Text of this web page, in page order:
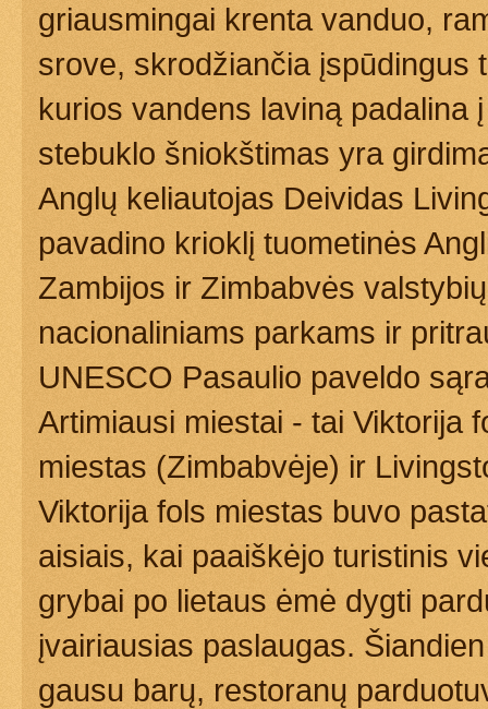
griausmingai krenta vanduo,
srove, skrodžiančia įspūdingus
kurios vandens laviną padalina
stebuklo šniokštimas yra
Anglų keliautojas Deividas
pavadino krioklį tuometinės
Zambijos ir Zimbabvės
nacionaliniams parkams ir
UNESCO Pasaulio paveldo
Artimiausi miestai - tai Viktorija
miestas (Zimbabvėje) ir
Viktorija fols miestas buvo
aisiais, kai paaiškėjo turistinis
grybai po lietaus ėmė dygti
įvairiausias paslaugas.
gausu barų, restoranų